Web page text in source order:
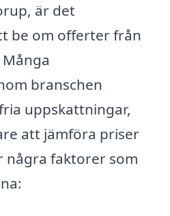
är det
be om offerter från
branschen
uppskattningar,
att jämföra priser
några faktorer som